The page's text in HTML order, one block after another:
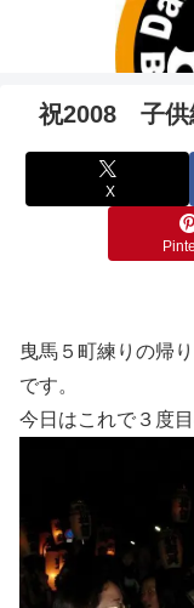
祝2008 子供
X
曳馬５町練りの帰
です。
今日はこれで３度